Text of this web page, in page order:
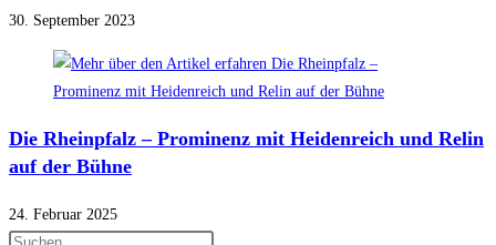
30. September 2023
Die Rheinpfalz – Prominenz mit Heidenreich und Relin
auf der Bühne
24. Februar 2025